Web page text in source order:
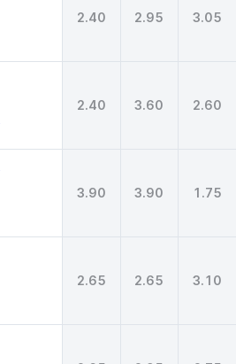
2.40 2.95 3.05
2.40 3.60 2.60
3.90 3.90 1.75
2.65 2.65 3.10